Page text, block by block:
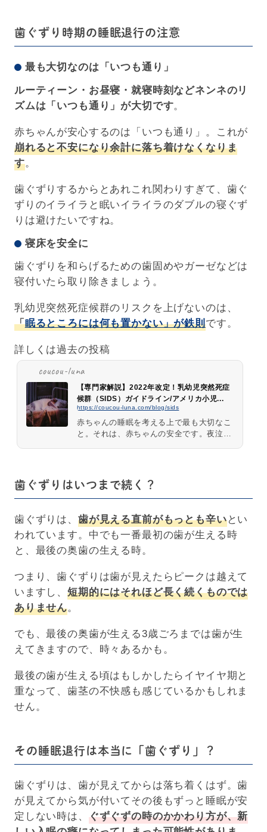
歯ぐずり時期の睡眠退行の注意
最も大切なのは「いつも通り」
ルーティーン・お昼寝・就寝時刻などネンネのリ
ズムは「いつも通り」が大切です。
赤ちゃんが安心するのは「いつも通り」。これが
崩れると不安になり余計に落ち着けなくなりま
す。
歯ぐずりするからとあれこれ関わりすぎて、歯ぐ
ずりのイライラと眠いイライラのダブルの寝ぐず
りは避けたいですね。
寝床を安全に
歯ぐずりを和らげるための歯固めやガーゼなどは
寝付いたら取り除きましょう。
乳幼児突然死症候群のリスクを上げないのは、
「眠るところには何も置かない」が鉄則です。
詳しくは過去の投稿
coucou-luna
【専門家解説】2022年改定！乳幼児突然死症
候群（SIDS）ガイドライン/アメリカ小児...
https://coucou-luna.com/blog/sids
赤ちゃんの睡眠を考える上で最も大切なこ
と。それは、赤ちゃんの安全です。夜泣き
歯ぐずりはいつまで続く？
歯ぐずりは、 歯が見える直前がもっとも辛いとい
われています。中でも一番最初の歯が生える時
と、最後の奥歯の生える時。
つまり、歯ぐずりは歯が見えたらピークは越えて
いますし、短期的にはそれほど長く続くものでは
ありません。
でも、最後の奥歯が生える3歳ごろまでは歯が生
えてきますので、時々あるかも。
最後の歯が生える頃はもしかしたらイヤイヤ期と
重なって、歯茎の不快感も感じているかもしれま
せん。
その睡眠退行は本当に「歯ぐずり」？
歯ぐずりは、歯が見えてからは落ち着くはず。歯
が見えてから気が付いてその後もずっと睡眠が安
定しない時は、 ぐずぐずの時のかかわり方が、新